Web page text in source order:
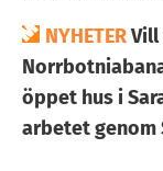
NYHETERVill
öppet hus i
arbetet genom